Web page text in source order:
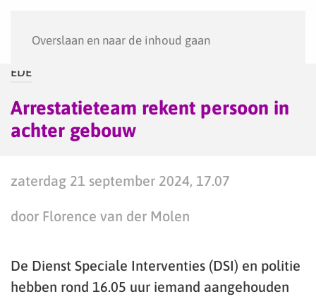
Overslaan en naar de inhoud gaan
EDE
Arrestatieteam rekent persoon in
achter gebouw
zaterdag 21 september 2024, 17.07
door Florence van der Molen
De Dienst Speciale Interventies (DSI) en politie
hebben rond 16.05 uur iemand aangehouden